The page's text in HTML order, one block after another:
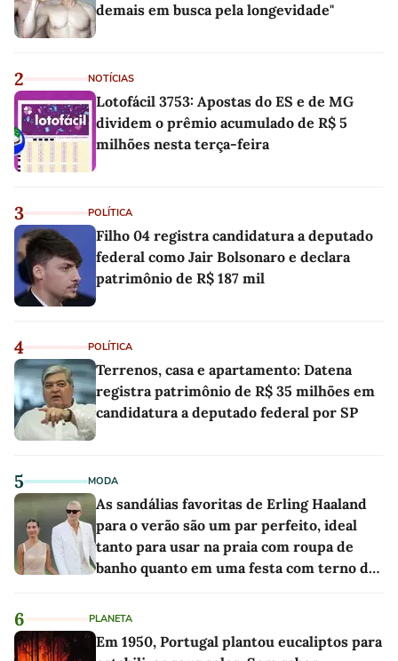
demais em busca pela longevidade"
2 NOTÍCIAS
Lotofácil 3753: Apostas do ES e de MG
dividem o prêmio acumulado de R$ 5
milhões nesta terça-feira
3 POLÍTICA
Filho 04 registra candidatura a deputado
federal como Jair Bolsonaro e declara
patrimônio de R$ 187 mil
4 POLÍTICA
Terrenos, casa e apartamento: Datena
registra patrimônio de R$ 35 milhões em
candidatura a deputado federal por SP
5 MODA
As sandálias favoritas de Erling Haaland
para o verão são um par perfeito, ideal
tanto para usar na praia com roupa de
banho quanto em uma festa com terno de
6 PLANETA
Em 1950, Portugal plantou eucaliptos para